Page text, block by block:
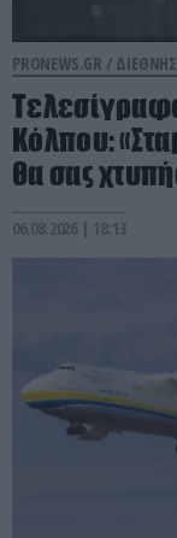
PRONEWS.GR /
Κόλπου:
θα σας
06.08.2026 | 18:13